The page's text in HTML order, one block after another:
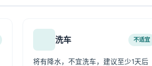
洗车 不适宜
将有降水，不宜洗车，建议至少1天后